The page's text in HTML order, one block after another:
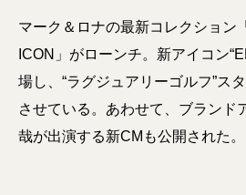
マーク＆ロナの最新コレクション
ICON」がローンチ。新アイコン
場し、“ラグジュアリーゴルフ”ス
させている。あわせて、ブランド
哉が出演する新CMも公開された。